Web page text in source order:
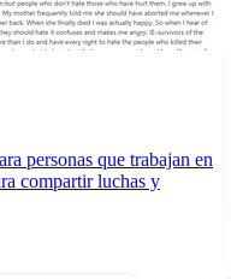
personas que trabajan en
compartir luchas y